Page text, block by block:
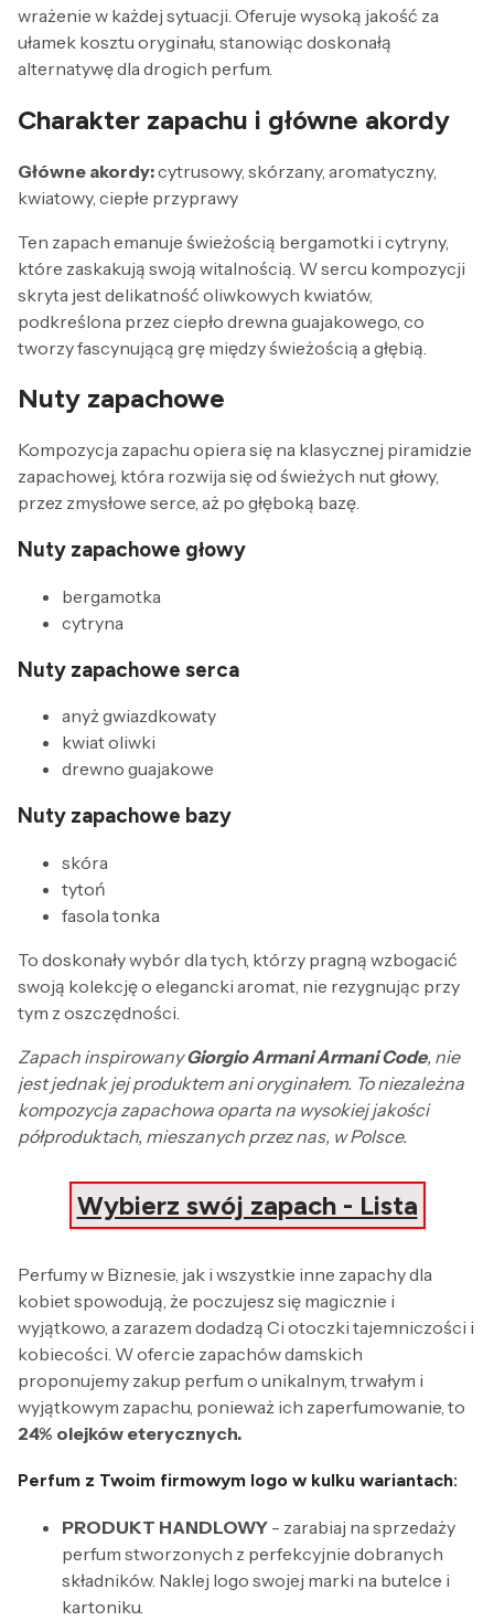
wrażenie w każdej sytuacji. Oferuje wysoką jakość za
ułamek kosztu oryginału, stanowiąc doskonałą
alternatywę dla drogich perfum.
Charakter zapachu i główne akordy
Główne akordy:cytrusowy, skórzany, aromatyczny,
kwiatowy, ciepłe przyprawy
Ten zapach emanuje świeżością bergamotki i cytryny,
które zaskakują swoją witalnością. W sercu kompozycji
skryta jest delikatność oliwkowych kwiatów,
podkreślona przez ciepło drewna guajakowego, co
tworzy fascynującą grę między świeżością a głębią.
Nuty zapachowe
Kompozycja zapachu opiera się na klasycznej piramidzie
zapachowej, która rozwija się od świeżych nut głowy,
przez zmysłowe serce, aż po głęboką bazę.
Nuty zapachowe głowy
bergamotka
cytryna
Nuty zapachowe serca
anyż gwiazdkowaty
kwiat oliwki
drewno guajakowe
Nuty zapachowe bazy
skóra
tytoń
fasola tonka
To doskonały wybór dla tych, którzy pragną wzbogacić
swoją kolekcję o elegancki aromat, nie rezygnując przy
tym z oszczędności.
Zapach inspirowanyGiorgio Armani Armani Code, nie
jest jednak jej produktem ani oryginałem. To niezależna
kompozycja zapachowa oparta na wysokiej jakości
półproduktach, mieszanych przez nas, w Polsce.
Wybierz swój zapach - Lista
Perfumy w Biznesie, jak i wszystkie inne zapachy dla
kobiet spowodują, że poczujesz się magicznie i
wyjątkowo, a zarazem dodadzą Ci otoczki tajemniczości i
kobiecości. W ofercie zapachów damskich
proponujemy zakup perfum o unikalnym, trwałym i
wyjątkowym zapachu, ponieważ ich zaperfumowanie, to
24% olejków eterycznych.
Perfum z Twoim firmowym logo w kulku wariantach:
PRODUKT HANDLOWY - zarabiaj na sprzedaży
perfum stworzonych z perfekcyjnie dobranych
składników. Naklej logo swojej marki na butelce i
kartoniku.